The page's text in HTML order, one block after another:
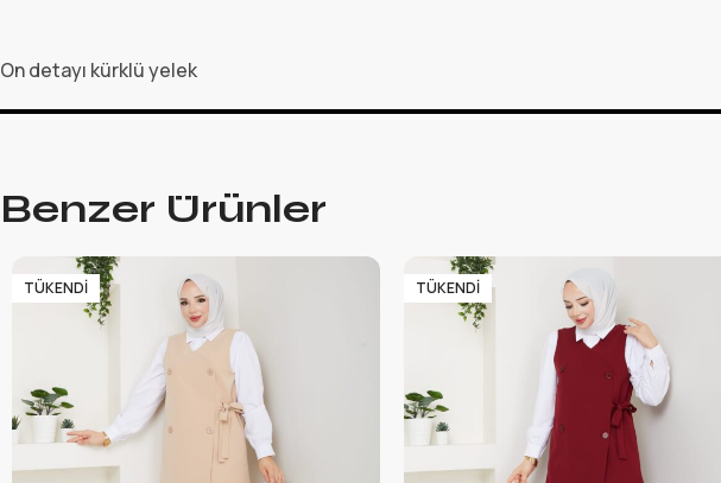
On detayı kürklü yelek
Benzer Ürünler
TÜKENDI TÜKENDI